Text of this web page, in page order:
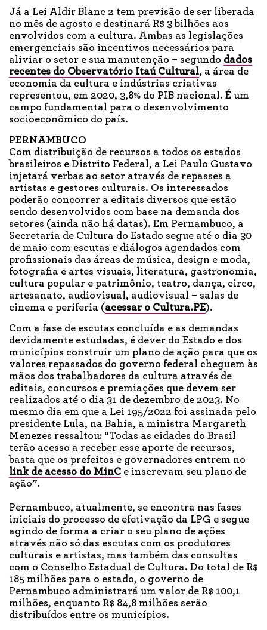
Já a Lei Aldir Blanc 2 tem previsão de ser liberada
no mês de agosto e destinará R$ 3 bilhões aos
envolvidos com a cultura. Ambas as legislações
emergenciais são incentivos necessários para
aliviar o setor e sua manutenção – segundo dados
recentes do Observatório Itaú Cultural, a área de
economia da cultura e indústrias criativas
representou, em 2020, 3,8% do PIB nacional. É um
campo fundamental para o desenvolvimento
socioeconômico do país.
PERNAMBUCO
Com distribuição de recursos a todos os estados
brasileiros e Distrito Federal, a Lei Paulo Gustavo
injetará verbas ao setor através de repasses a
artistas e gestores culturais. Os interessados
poderão concorrer a editais diversos que estão
sendo desenvolvidos com base na demanda dos
setores (ainda não há datas). Em Pernambuco, a
Secretaria de Cultura do Estado segue até o dia 30
de maio com escutas e diálogos agendados com
profissionais das áreas de música, design e moda,
fotografia e artes visuais, literatura, gastronomia,
cultura popular e patrimônio, teatro, dança, circo,
artesanato, audiovisual, audiovisual – salas de
cinema e periferia (acessar o Cultura.PE).
Com a fase de escutas concluída e as demandas
devidamente estudadas, é dever do Estado e dos
municípios construir um plano de ação para que os
valores repassados do governo federal cheguem às
mãos dos trabalhadores da cultura através de
editais, concursos e premiações que devem ser
realizados até o dia 31 de dezembro de 2023. No
mesmo dia em que a Lei 195/2022 foi assinada pelo
presidente Lula, na Bahia, a ministra Margareth
Menezes ressaltou: “Todas as cidades do Brasil
terão acesso a receber esse aporte de recursos,
basta que os prefeitos e governadores entrem no
link de acesso do MinC e inscrevam seu plano de
ação”.
Pernambuco, atualmente, se encontra nas fases
iniciais do processo de efetivação da LPG e segue
agindo de forma a criar o seu plano de ações
através não só das escutas com os produtores
culturais e artistas, mas também das consultas
com o Conselho Estadual de Cultura. Do total de R$
185 milhões para o estado, o governo de
Pernambuco administrará um valor de R$ 100,1
milhões, enquanto R$ 84,8 milhões serão
distribuídos entre os municípios.